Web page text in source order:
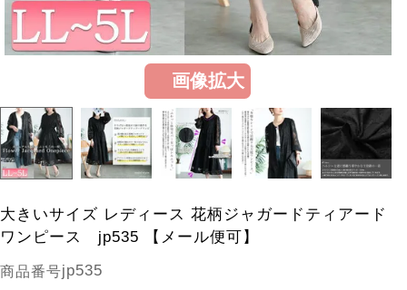
大きいサイズ レディース 花柄ジャガードティアード
ワンピース jp535 【メール便可】
商品番号jp535
画像拡大